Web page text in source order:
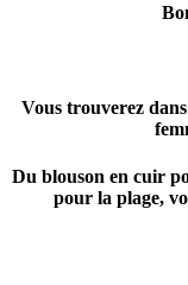
Vous trouverez
Du blouson en cuir
pour la plage,